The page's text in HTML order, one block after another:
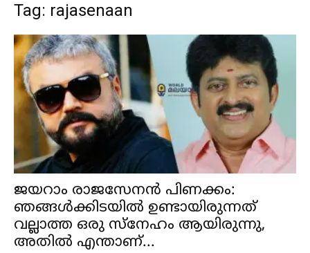
Tag: rajasenaan
ജയറാം രാജസേനൻ പിണക്കം:
ഞങ്ങൾക്കിടയിൽ ഉണ്ടായിരുന്നത്
വല്ലാത്ത ഒരു സ്‌നേഹം ആയിരുന്നു,
അതിൽ എന്താണ്...